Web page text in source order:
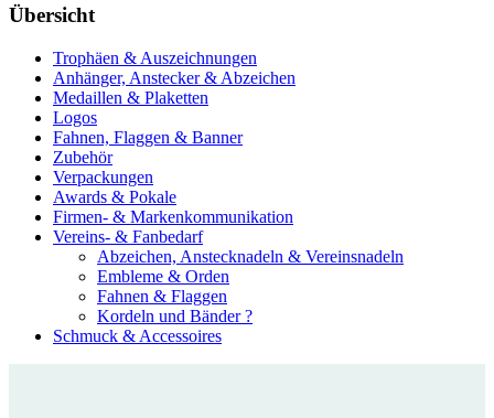
Übersicht
Trophäen & Auszeichnungen
Anhänger, Anstecker & Abzeichen
Medaillen & Plaketten
Logos
Fahnen, Flaggen & Banner
Zubehör
Verpackungen
Awards & Pokale
Firmen- & Markenkommunikation
Vereins- & Fanbedarf
Abzeichen, Anstecknadeln & Vereinsnadeln
Embleme & Orden
Fahnen & Flaggen
Kordeln und Bänder ?
Schmuck & Accessoires